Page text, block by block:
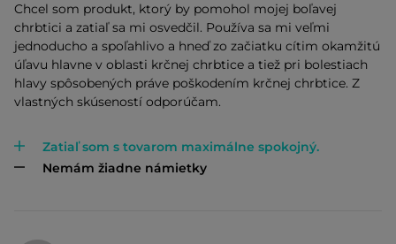
Chcel som produkt, ktorý by pomohol mojej boľavej
chrbtici a zatiaľ sa mi osvedčil. Používa sa mi veľmi
jednoducho a spoľahlivo a hneď zo začiatku cítim okamžitú
úľavu hlavne v oblasti krčnej chrbtice a tiež pri bolestiach
hlavy spôsobených práve poškodením krčnej chrbtice. Z
vlastných skúseností odporúčam.
Zatiaľ som s tovarom maximálne spokojný.
Nemám žiadne námietky